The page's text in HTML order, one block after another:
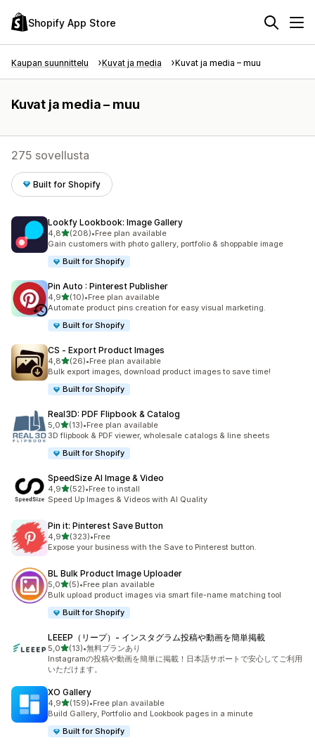
Shopify App Store
Kaupan suunnittelu Kuvat ja media Kuvat ja media – muu
Kuvat ja media – muu
275 sovellusta
Built for Shopify
Lookfy Lookbook: Image Gallery
4,8/ 5 tähteä
(208)
208 arvostelua yhteensä
•Free plan available
Gain customers with photo gallery, portfolio & shoppable image
Built for Shopify
Pin Auto : Pinterest Publisher
4,9/ 5 tähteä
(10)
10 arvostelua yhteensä
•Free plan available
Automate product pins creation for easy visual marketing.
Built for Shopify
CS ‑ Export Product Images
4,8/ 5 tähteä
(26)
26 arvostelua yhteensä
•Free plan available
Bulk export images, download product images to save time!
Built for Shopify
Real3D: PDF Flipbook & Catalog
5,0/ 5 tähteä
(13)
13 arvostelua yhteensä
•Free plan available
3D flipbook & PDF viewer, wholesale catalogs & line sheets
Built for Shopify
SpeedSize AI Image & Video
4,9/ 5 tähteä
(52)
52 arvostelua yhteensä
•Free to install
Speed Up Images & Videos with AI Quality
Pin it: Pinterest Save Button
4,9/ 5 tähteä
(323)
323 arvostelua yhteensä
•Free
Expose your business with the Save to Pinterest button.
BL Bulk Product Image Uploader
5,0/ 5 tähteä
(5)
5 arvostelua yhteensä
•Free plan available
Bulk upload product images via smart file-name matching tool
Built for Shopify
LEEEP（リープ）‑ インスタグラム投稿や動画を簡単掲載
5,0/ 5 tähteä
(13)
13 arvostelua yhteensä
•無料プランあり
Instagramの投稿や動画を簡単に掲載！日本語サポートで安心してご利用
いただけます。
XO Gallery
4,9/ 5 tähteä
(159)
159 arvostelua yhteensä
•Free plan available
Build Gallery, Portfolio and Lookbook pages in a minute
Built for Shopify